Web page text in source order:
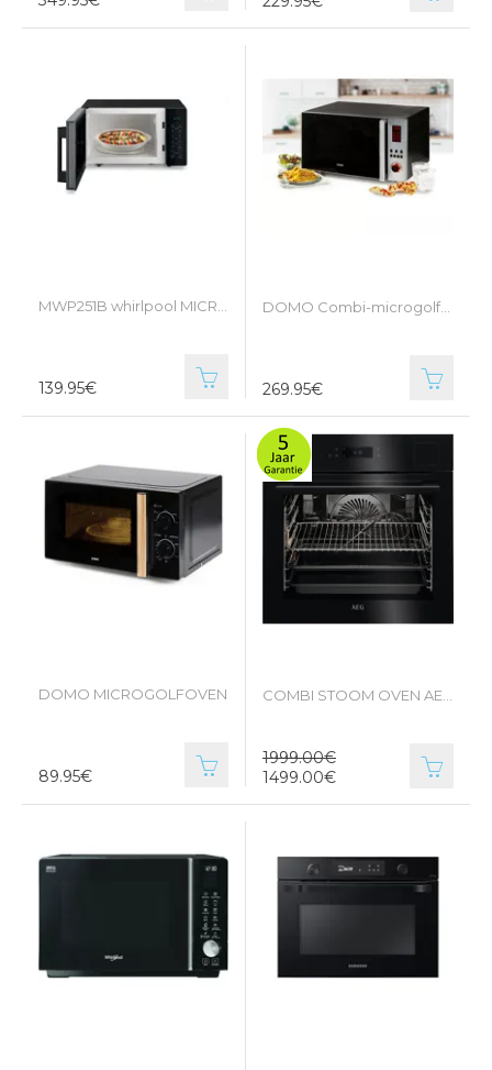
139.95€
DOMO Combi-microgolfoven DO24201C
269.95€
DOMO MICROGOLFOVEN
89.95€
1999.00€
1499.00€